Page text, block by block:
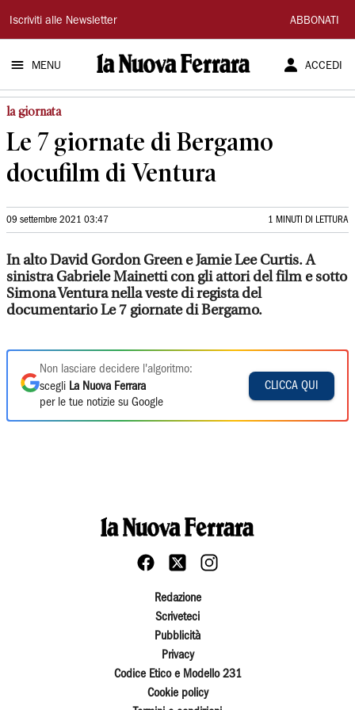
La
Nuova
Ferrara
Iscriviti alle Newsletter ABBONATI
MENU ACCEDI
la giornata
Le 7 giornate di Bergamo
docufilm di Ventura
09 settembre 2021 03:47 1 MINUTI DI LETTURA
In alto David Gordon Green e Jamie Lee Curtis. A
sinistra Gabriele Mainetti con gli attori del film e sotto
Simona Ventura nella veste di regista del
documentario Le 7 giornate di Bergamo.
Non lasciare decidere l'algoritmo:
scegli La Nuova Ferrara
per le tue notizie su Google
CLICCA QUI
Redazione
Scriveteci
Pubblicità
Privacy
Codice Etico e Modello 231
Cookie policy